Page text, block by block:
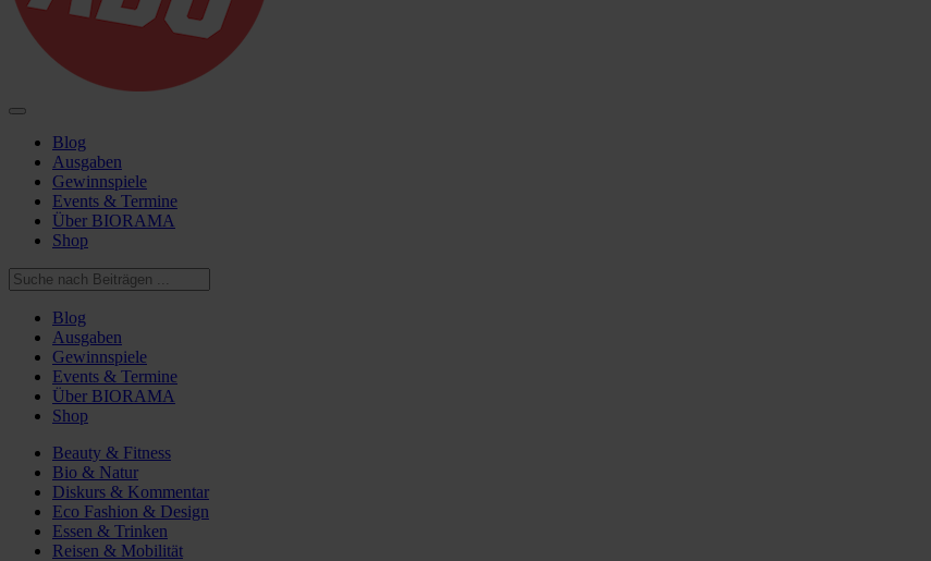
Blog
Ausgaben
Gewinnspiele
Events & Termine
Über BIORAMA
Shop
Blog
Ausgaben
Gewinnspiele
Events & Termine
Über BIORAMA
Shop
Beauty & Fitness
Bio & Natur
Diskurs & Kommentar
Eco Fashion & Design
Essen & Trinken
Reisen & Mobilität